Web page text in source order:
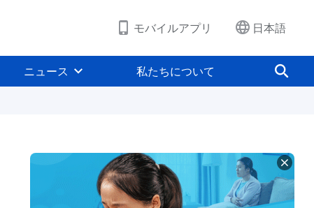
モバイルアプリ 日本語
ニュース 私たちについて